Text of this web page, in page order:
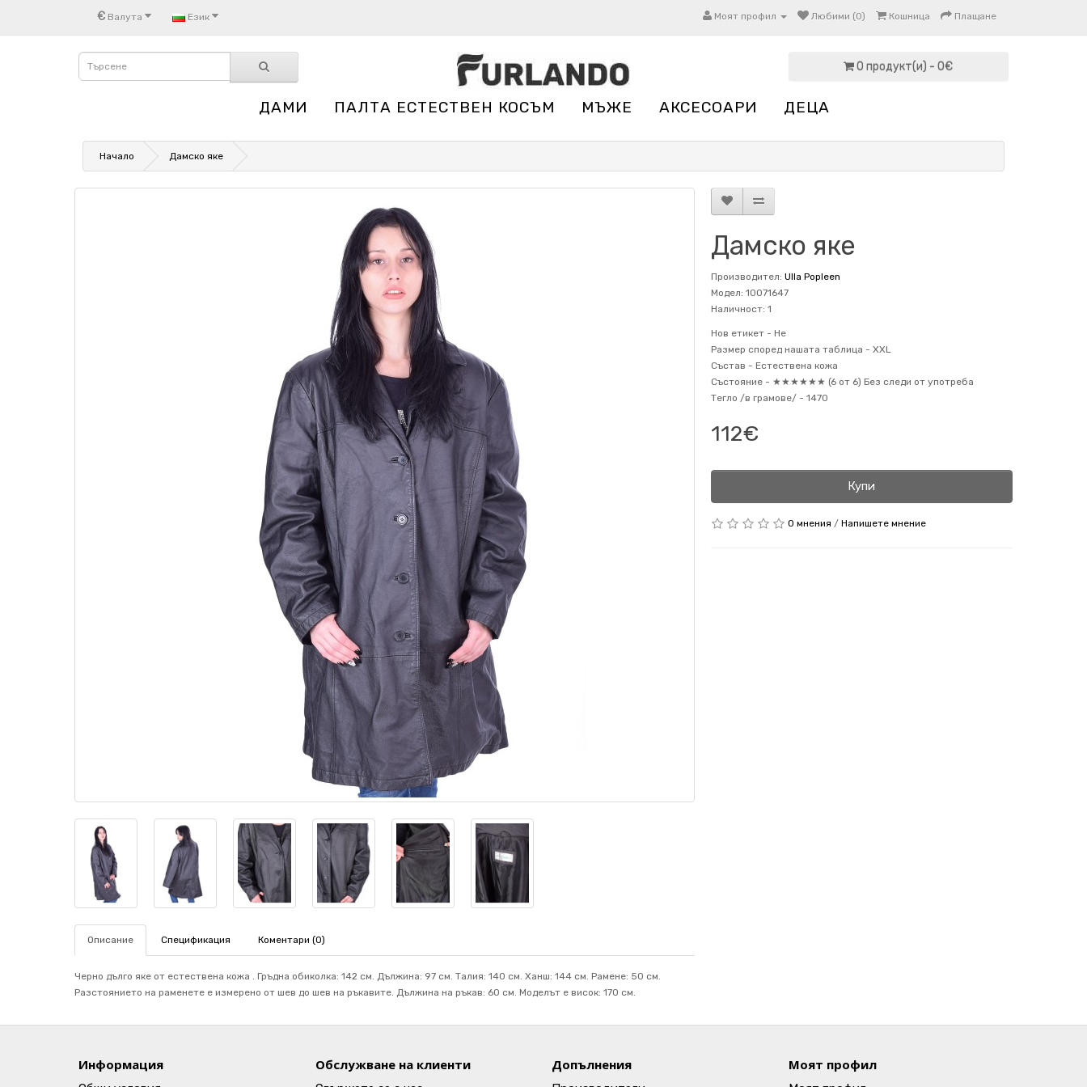
€ Валута Език Моят профил Любими (0) Кошница Плащане
0 продукт(и) - 0€
ДАМИ ПАЛТА ЕСТЕСТВЕН КОСЪМ МЪЖЕ АКСЕСОАРИ ДЕЦА
Начало Дамско яке
Описание Спецификация Коментари (0)
Черно дълго яке от естествена кожа . Гръдна обиколка: 142 см. Дължина: 97 см. Талия: 140 см. Ханш: 144 см. Рамене: 50 см.
Разстоянието на раменете е измерено от шев до шев на ръкавите. Дължина на ръкав: 60 см. Mоделът е висок: 170 см.
Дамско яке
Производител: Ulla Popleen
Модел: 10071647
Наличност: 1
Нов етикет - Не
Размер според нашата таблица - XXL
Състав - Естествена кожа
Състояние - ★★★★★★ (6 от 6) Без следи от употреба
Тегло /в грамове/ - 1470
112€
Купи
0 мнения / Напишете мнение
Информация Обслужване на клиенти Допълнения Моят профил